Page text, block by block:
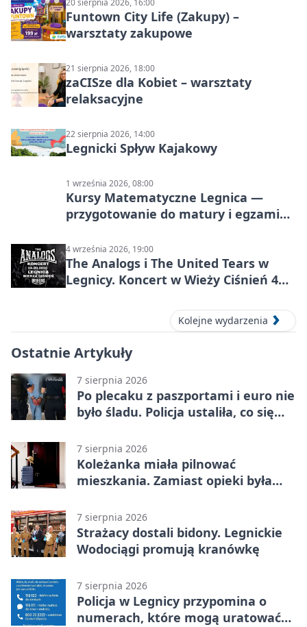
20 sierpnia 2026, 16:00
Funtown City Life (Zakupy) –
warsztaty zakupowe
21 sierpnia 2026, 18:00
zaCISze dla Kobiet – warsztaty
relaksacyjne
22 sierpnia 2026, 14:00
Legnicki Spływ Kajakowy
1 września 2026, 08:00
Kursy Matematyczne Legnica —
przygotowanie do matury i egzaminu
4 września 2026, 19:00
The Analogs i The United Tears w
Legnicy. Koncert w Wieży Ciśnień 4
Kolejne wydarzenia
Ostatnie Artykuły
7 sierpnia 2026
Po plecaku z paszportami i euro nie
było śladu. Policja ustaliła, co się
7 sierpnia 2026
Koleżanka miała pilnować
mieszkania. Zamiast opieki była
7 sierpnia 2026
Strażacy dostali bidony. Legnickie
Wodociągi promują kranówkę
7 sierpnia 2026
Policja w Legnicy przypomina o
numerach, które mogą uratować